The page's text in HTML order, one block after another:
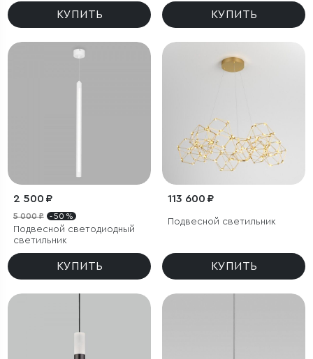
КУПИТЬ КУПИТЬ
2 500 ₽
5 000 ₽ - 50 %
Подвесной светодиодный
светильник
КУПИТЬ
113 600 ₽
Подвесной светильник
КУПИТЬ